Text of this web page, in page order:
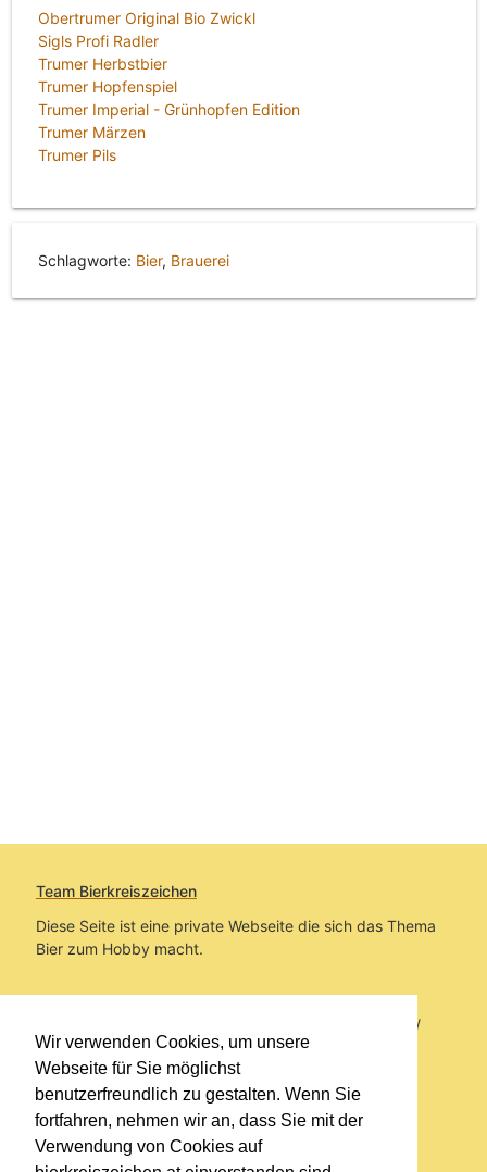
Wir verwenden Cookies, um unsere
Webseite für Sie möglichst
benutzerfreundlich zu gestalten. Wenn Sie
fortfahren, nehmen wir an, dass Sie mit der
Verwendung von Cookies auf
Obertrumer Original Bio Zwickl
Sigls Profi Radler
Trumer Herbstbier
Trumer Hopfenspiel
Trumer Imperial - Grünhopfen Edition
Trumer Märzen
Trumer Pils
Schlagworte: Bier, Brauerei
Team Bierkreiszeichen
Diese Seite ist eine private Webseite die sich das Thema
Bier zum Hobby macht.
Sie befinden sich auf https://www.bierkreiszeichen.at/
im Pfad:Übers Bier/Biersorten
Erstellt: 2023-03-19
Links